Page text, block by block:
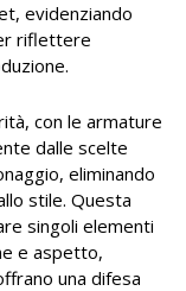
evidenziando
riflettere
con le armature
dalle scelte
eliminando
stile. Questa
singoli elementi
e aspetto,
una difesa